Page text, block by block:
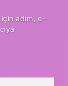
adım, e-